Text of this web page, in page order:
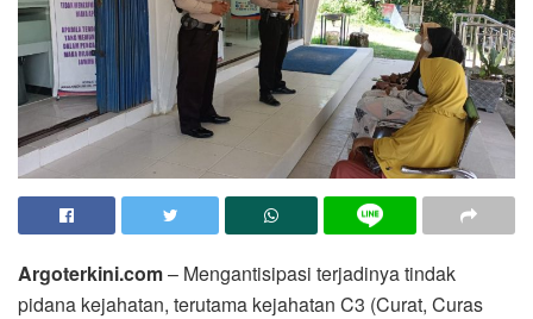
Argoterkini.com– Mengantisipasi terjadinya tindak
pidana kejahatan, terutama kejahatan C3 (Curat, Curas